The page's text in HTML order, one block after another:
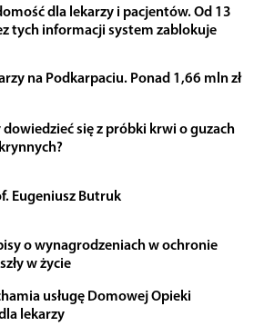
dla lekarzy i pacjentów. Od 13
tych informacji system zablokuje
na Podkarpaciu. Ponad 1,66 mln zł
się z próbki krwi o guzach
Eugeniusz Butruk
o wynagrodzeniach w ochronie
w życie
usługę Domowej Opieki
lekarzy